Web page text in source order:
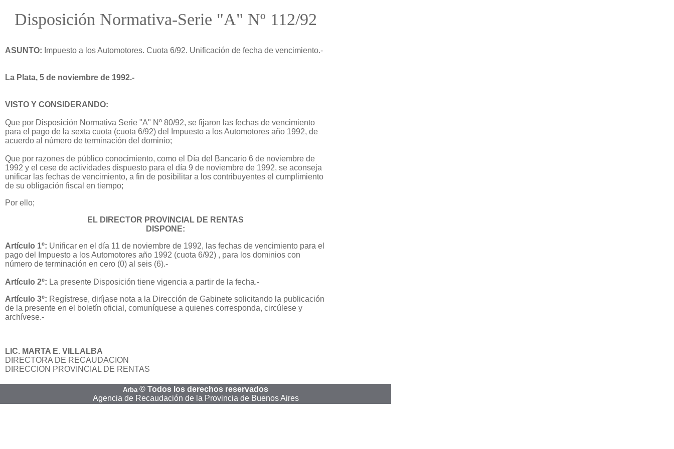
Disposición Normativa-Serie "A" Nº 112/92
ASUNTO: Impuesto a los Automotores. Cuota 6/92. Unificación de fecha de vencimiento.-
La Plata, 5 de noviembre de 1992.-
VISTO Y CONSIDERANDO:
Que por Disposición Normativa Serie "A" Nº 80/92, se fijaron las fechas de vencimiento
para el pago de la sexta cuota (cuota 6/92) del Impuesto a los Automotores año 1992, de
acuerdo al número de terminación del dominio;
Que por razones de público conocimiento, como el Día del Bancario 6 de noviembre de
1992 y el cese de actividades dispuesto para el día 9 de noviembre de 1992, se aconseja
unificar las fechas de vencimiento, a fin de posibilitar a los contribuyentes el cumplimiento
de su obligación fiscal en tiempo;
Por ello;
EL DIRECTOR PROVINCIAL DE RENTAS
DISPONE:
Artículo 1º: Unificar en el día 11 de noviembre de 1992, las fechas de vencimiento para el
pago del Impuesto a los Automotores año 1992 (cuota 6/92) , para los dominios con
número de terminación en cero (0) al seis (6).-
Artículo 2º: La presente Disposición tiene vigencia a partir de la fecha.-
Artículo 3º: Regístrese, diríjase nota a la Dirección de Gabinete solicitando la publicación
de la presente en el boletín oficial, comuníquese a quienes corresponda, circúlese y
archívese.-
LIC. MARTA E. VILLALBA
DIRECTORA DE RECAUDACION
DIRECCION PROVINCIAL DE RENTAS
Arba © Todos los derechos reservados
Agencia de Recaudación de la Provincia de Buenos Aires